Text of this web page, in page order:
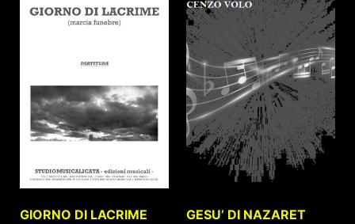
GIORNO DI LACRIME GESU’ DI NAZARET